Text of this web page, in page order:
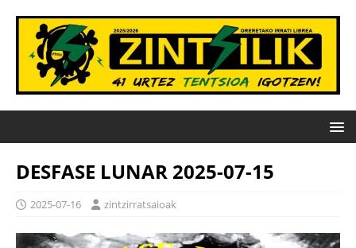
DESFASE LUNAR 2025-07-15
2025-07-16 zintzirratsaioak